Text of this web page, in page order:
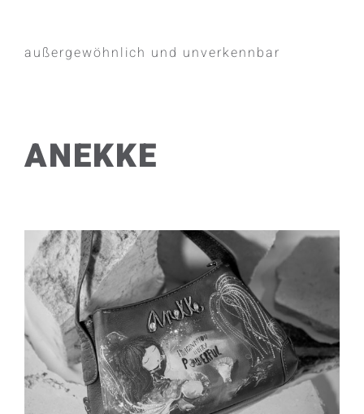
außergewöhnlich und unverkennbar
ANEKKE